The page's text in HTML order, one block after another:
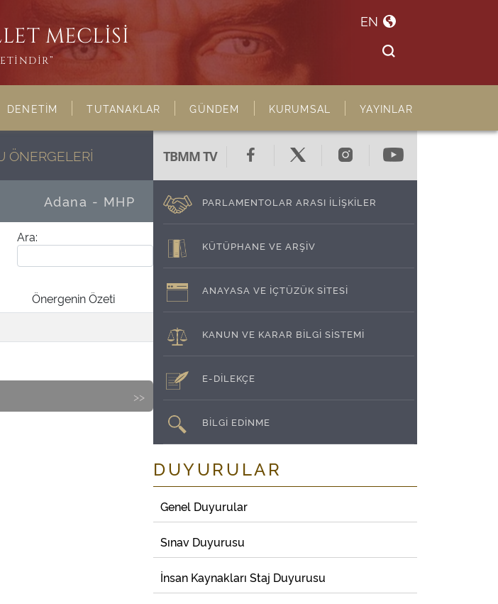
MECLİSİ
EN
DENETİM TUTANAKLAR GÜNDEM KURUMSAL YAYINLAR
Adana - MHP
Ara:
Önergenin Özeti
>>
TBMM TV
PARLAMENTOLAR ARASI İLİŞKİLER
KÜTÜPHANE VE ARŞİV
ANAYASA VE İÇTÜZÜK SİTESİ
KANUN VE KARAR BİLGİ SİSTEMİ
E-DİLEKÇE
BİLGİ EDİNME
DUYURULAR
Genel Duyurular
Sınav Duyurusu
İnsan Kaynakları Staj Duyurusu